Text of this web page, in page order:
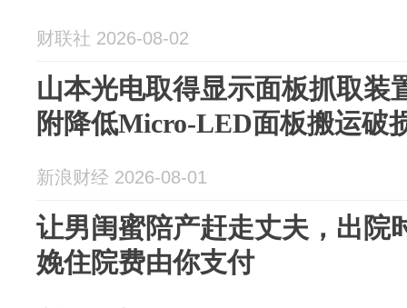
财联社 2026-08-02
山本光电取得显示面板抓取装
附降低Micro-LED面板搬运破
新浪财经 2026-08-01
让男闺蜜陪产赶走丈夫，出院
娩住院费由你支付